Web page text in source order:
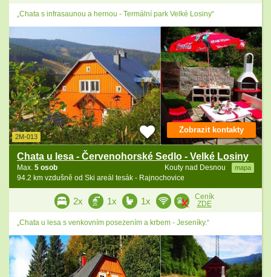
„Chata s infrasaunou a hernou - Termální park Velké Losiny“
2M-013
Chata u lesa - Červenohorské Sedlo - Velké Losiny
Kouty nad Desnou mapa
Max. 5 osob
94.2 km vzdušně od Ski areál tesák - Rajnochovice
Zobrazit kontakty
2x 1x 1x
Ceník
ZDE
„Chata u lesa s venkovním posezením a krbem - Jeseníky.“